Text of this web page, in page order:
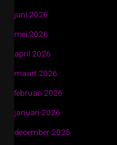
juni 2026
mei 2026
april 2026
maart 2026
februari 2026
januari 2026
december 2025